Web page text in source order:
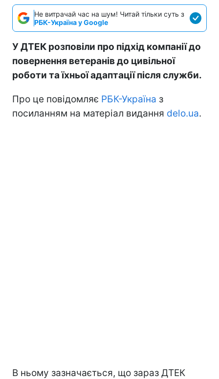
Не витрачай час на шум! Читай тільки суть з
РБК-Україна у Google
У ДТЕК розповіли про підхід компанії до
повернення ветеранів до цивільної
роботи та їхньої адаптації після служби.
Про це повідомляє РБК-Україна з
посиланням на матеріал видання delo.ua.
В ньому зазначається, що зараз ДТЕК